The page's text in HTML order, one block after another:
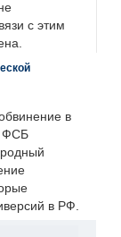
с этим
в
ФСБ
в РФ.